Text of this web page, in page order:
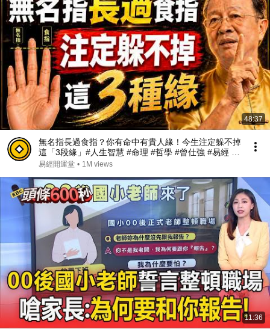
48:37
無名指長過食指？你有命中有貴人緣！今生注定躲不掉
這「3段緣」#人生智慧 #命理 #哲學 #曾仕強 #易經 #
正能量#人生智慧 #命理 #哲學 #曾仕強 #易經 #正能量
易經開運堂 • 1M views
11:36